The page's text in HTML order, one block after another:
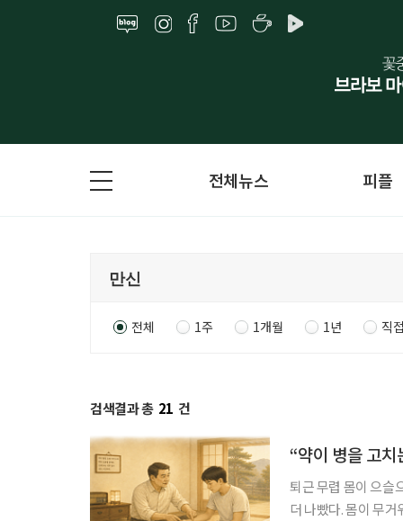
전체뉴스 피플
전체 1주 1개월 1년 직
검색결과 총 21 건
“약이 병을 고치
퇴근 무렵 몸이 으슬
더 나빴다. 몸이 무